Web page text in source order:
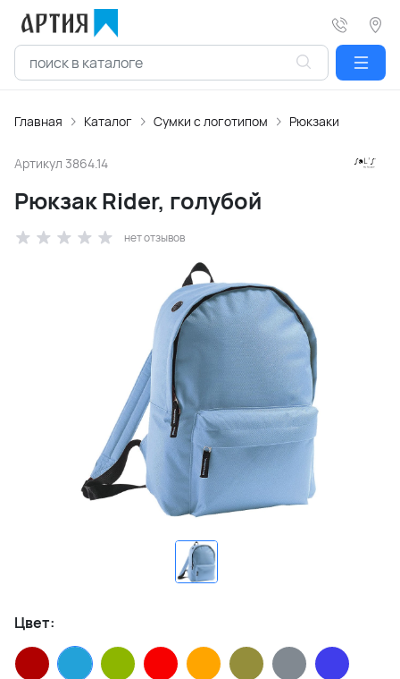
Главная Каталог Сумки с логотипом Рюкзаки
Артикул 3864.14
Рюкзак Rider, голубой
нет отзывов
Цвет: